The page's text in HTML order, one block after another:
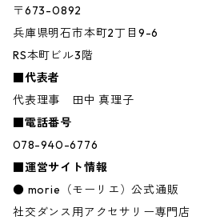
〒673-0892
兵庫県明石市本町2丁目9-6
RS本町ビル3階
■代表者
代表理事 田中 真理子
■電話番号
078-940-6776
■運営サイト情報
● morie（モーリエ）公式通販
社交ダンス用アクセサリー専門店